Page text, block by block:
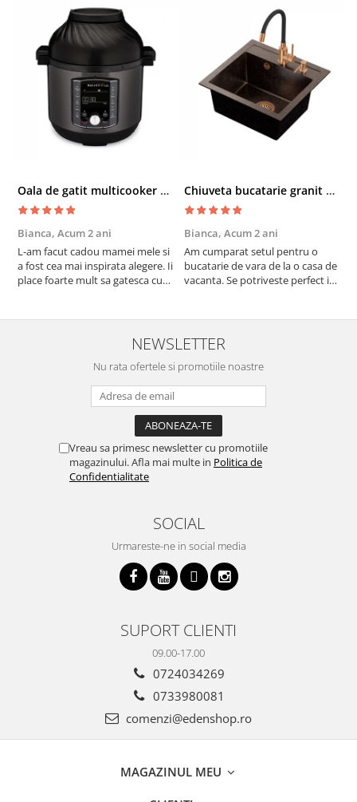
Oala de gatit multicooker 11 functii Instant Pot Pro Crisp 8 + Air Fryer 7.6 lt
Bianca, Acum 2 ani
L-am facut cadou mamei mele si
a fost cea mai inspirata alegere. Ii
place foarte mult sa gatesca cu
cratita...ma gandesc serios sa imi
cumpar si eu! Recomand mult !
Chiuveta bucatarie granit cu finisaj negru perlat/cupru Steingran Art Copper cu dozator si baterie Quadron
Bianca, Acum 2 ani
Am cumparat setul pentru o
bucatarie de vara de la o casa de
vacanta. Se potriveste perfect in
buna, recomand cu drag !
NEWSLETTER
Nu rata ofertele si promotiile noastre
Vreau sa primesc newsletter cu promotiile
magazinului. Afla mai multe in Politica de
Confidentialitate
SOCIAL
Urmareste-ne in social media
SUPORT CLIENTI
09.00-17.00
0724034269
0733980081
comenzi@edenshop.ro
MAGAZINUL MEU